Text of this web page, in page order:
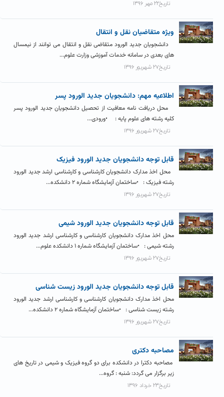
تاریخ۲۲ مهر ۱۳۹۶
ویژه متقاضیان نقل و انتقال
دانشجویان جدید الورود متقاضی نقل و انتقال می توانند از نیمسال
های بعدی در سامانه خدمات آموزشی وزارت علوم...
تاریخ۲۷ شهریور ۱۳۹۶
اطلاعیه مهم: دانشجویان جدید الورود پسر
محل دریافت نامه معافیت از تحصیل دانشجویان جدید الورود پسر
کلیه رشته های علوم پایه : •ورودی...
تاریخ۲۷ شهریور ۱۳۹۶
قابل توجه دانشجویان جدید الورود فیزیک
محل اخذ مدارک دانشجویان کارشناسی و کارشناسی ارشد جدید الورود
رشته فیزیک : •ساختمان آزمایشگاه شماره ۲ دانشکده...
تاریخ۲۷ شهریور ۱۳۹۶
قابل توجه دانشجویان جدید الورود شیمی
محل اخذ مدارک دانشجویان کارشناسی و کارشناسی ارشد جدید الورود
رشته شیمی : •ساختمان آزمایشگاه شماره ۱ دانشکده علوم...
تاریخ۲۷ شهریور ۱۳۹۶
قابل توجه دانشجویان جدید الورود زیست شناسی
محل اخذ مدارک دانشجویان کارشناسی و کارشناسی ارشد جدید الورود
رشته زیست شناسی : •ساختمان آزمایشگاه شماره ۲ دانشکده...
تاریخ۲۷ شهریور ۱۳۹۶
مصاحبه دکتری
مصاحبه دکترا در دانشکده برای دو گروه فیزیک و شیمی در تاریخ های
زیر برگزار می گردد: شنبه : گروه...
تاریخ۲۳ خرداد ۱۳۹۶